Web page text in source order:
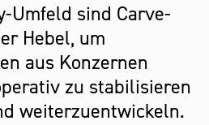
Umfeld sind Carve-
Hebel, um
aus Konzernen
zu stabilisieren
weiterzuentwickeln.